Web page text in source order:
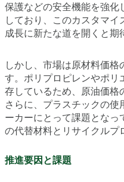
保護などの安全機能を強化
しており、このカスタマ
成長に新たな道を開くと期
しかし、市場は原材料価格
す。ポリプロピレンやポリ
存しているため、原油価格
さらに、プラスチックの使
ーカーにとって課題となっ
の代替材料とリサイクルプ
推進要因と課題